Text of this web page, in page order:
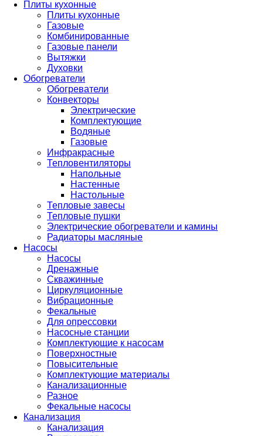
Плиты кухонные
Плиты кухонные
Газовые
Комбинированные
Газовые панели
Вытяжки
Духовки
Обогреватели
Обогреватели
Конвекторы
Электрические
Комплектующие
Водяные
Газовые
Инфракрасные
Тепловентиляторы
Напольные
Настенные
Настольные
Тепловые завесы
Тепловые пушки
Электрические обогреватели и камины
Радиаторы масляные
Насосы
Насосы
Дренажные
Скважинные
Циркуляционные
Вибрационные
Фекальные
Для опрессовки
Насосные станции
Комплектующие к насосам
Поверхностные
Повысительные
Комплектующие материалы
Канализационные
Разное
Фекальные насосы
Канализация
Канализация